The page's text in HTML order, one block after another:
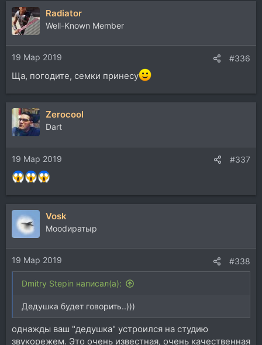
к
ц
и
и
:
Radiator
Well-Known Member
19 Мар 2019 #336
Ща, погодите, семки принесу
Zerocool
Dart
19 Мар 2019 #337
Vosk
Moodиратыр
19 Мар 2019 #338
Dmitry Stepin написал(а):
Дедушка будет говорить..)))
однажды ваш "дедушка" устроился на студию
звукорежем. Это очень известная, очень качественная